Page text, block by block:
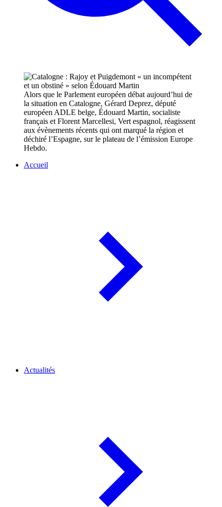
Alors que le Parlement européen débat aujourd’hui de
la situation en Catalogne, Gérard Deprez, député
européen ADLE belge, Édouard Martin, socialiste
français et Florent Marcellesi, Vert espagnol, réagissent
aux évènements récents qui ont marqué la région et
déchiré l’Espagne, sur le plateau de l’émission Europe
Hebdo.
Accueil
Actualités